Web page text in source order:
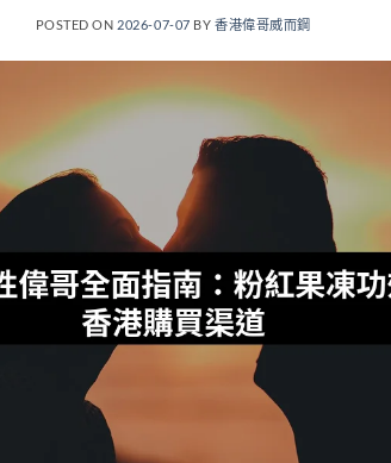
POSTED ON 2026-07-07 BY香港偉哥威而鋼